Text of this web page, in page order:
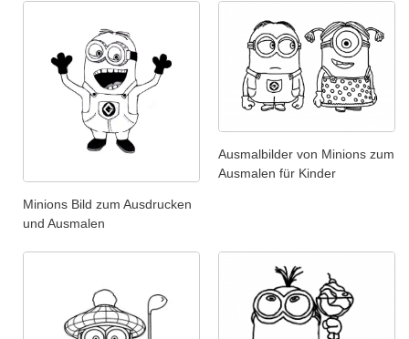
Minions Bild zum Ausdrucken
und Ausmalen
Ausmalbilder von Minions zum
Ausmalen für Kinder